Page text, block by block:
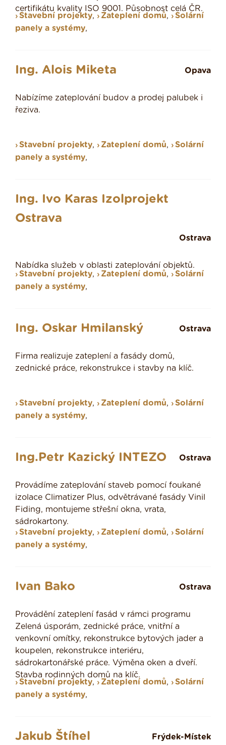
certifikátu kvality ISO 9001. Působnost celá ČR.
Stavební projekty, Zateplení domů,
Solární
panely a systémy,
Ing. Alois Miketa Opava
Nabízíme zateplování budov a prodej palubek i
řeziva.
Stavební projekty, Zateplení domů,
Solární
panely a systémy,
Ing. Ivo Karas Izolprojekt
Ostrava
Ostrava
Nabídka služeb v oblasti zateplování objektů.
Stavební projekty, Zateplení domů,
Solární
panely a systémy,
Ing. Oskar Hmilanský Ostrava
Firma realizuje zateplení a fasády domů,
zednické práce, rekonstrukce i stavby na klíč.
Stavební projekty, Zateplení domů,
Solární
panely a systémy,
Ing.Petr Kazický INTEZO Ostrava
Provádíme zateplování staveb pomocí foukané
izolace Climatizer Plus, odvětrávané fasády Vinil
Fiding, montujeme střešní okna, vrata,
sádrokartony.
Stavební projekty, Zateplení domů,
Solární
panely a systémy,
Ivan Bako Ostrava
Provádění zateplení fasád v rámci programu
Zelená úsporám, zednické práce, vnitřní a
venkovní omítky, rekonstrukce bytových jader a
koupelen, rekonstrukce interiéru,
sádrokartonářské práce. Výměna oken a dveří.
Stavba rodinných domů na klíč.
Stavební projekty, Zateplení domů,
Solární
panely a systémy,
Jakub Štíhel Frýdek-Místek